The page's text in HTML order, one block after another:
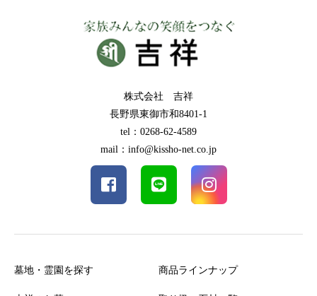
株式会社 吉祥
長野県東御市和8401-1
tel：0268-62-4589
mail：info@kissho-net.co.jp
墓地・霊園を探す 商品ラインナップ